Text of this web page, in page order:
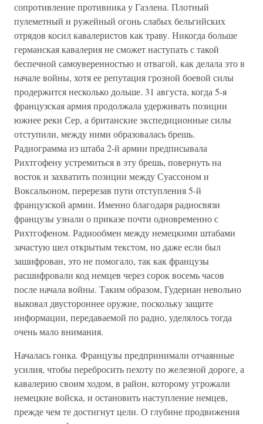
сопротивление противника у Гаэлена. Плотный
пулеметный и ружейный огонь слабых бельгийских
отрядов косил кавалеристов как траву. Никогда больше
германская кавалерия не сможет наступать с такой
беспечной самоуверенностью и отвагой, как делала это в
начале войны, хотя ее репутация грозной боевой силы
продержится несколько дольше. 31 августа, когда 5-я
французская армия продолжала удерживать позиции
южнее реки Сер, а британские экспедиционные силы
отступили, между ними образовалась брешь.
Радиограмма из штаба 2-й армии предписывала
Рихтгофену устремиться в эту брешь, повернуть на
восток и захватить позиции между Суассоном и
Воксальоном, перерезав пути отступления 5-й
французской армии. Именно благодаря радиосвязи
французы узнали о приказе почти одновременно с
Рихтгофеном. Радиообмен между немецкими штабами
зачастую шел открытым текстом, но даже если был
зашифрован, это не помогало, так как французы
расшифровали код немцев через сорок восемь часов
после начала войны. Таким образом, Гудериан невольно
выковал двустороннее оружие, поскольку защите
информации, передаваемой по радио, уделялось тогда
очень мало внимания.
Началась гонка. Французы предпринимали отчаянные
усилия, чтобы перебросить пехоту по железной дороге, а
кавалерию своим ходом, в район, которому угрожали
немецкие войска, и остановить наступление немцев,
прежде чем те достигнут цели. О глубине продвижения